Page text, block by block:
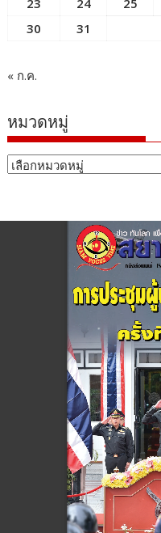
30
31
« ก.ค.
หมวดหมู่
หมวด